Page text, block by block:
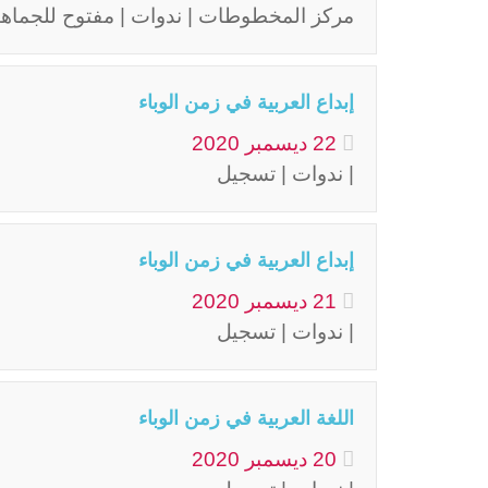
مركز المخطوطات | ندوات | مفتوح
إبداع العربية في زمن الوباء
22 ديسمبر 2020
| ندوات | تسجيل
إبداع العربية في زمن الوباء
21 ديسمبر 2020
| ندوات | تسجيل
اللغة العربية في زمن الوباء
20 ديسمبر 2020